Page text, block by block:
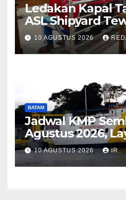
Ledakan Kapal
ASL Shipyard
Pekerja, Kim
Hanya Dituntut
Tahun 6 Bulan
10 AGUSTUS 2026
BATAM
Jadwal KMP
Agustus 2026,
Pelayaran
Kuala Tungkal
10 AGUSTUS 2026 IR